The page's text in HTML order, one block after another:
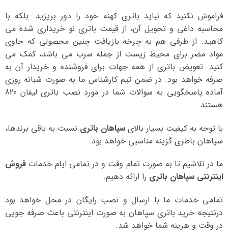
فراموش نکنید که نباید باتری کهنه خود را دور بریزید. بلکه با
محاسبه داغی و تحویل آن، از قیمت باتری نو خریداری شده می
کاهید. از طرفی هم به چرخه بازیافت چنین محصولی که حاوی
مواد مضر برای محیط زیست از جمله سرب می باشد، کمک می
کنید. تعویض باتری از همه جهات برای فروشنده و خریدار آن به
صرفه خواهد بود. در ضمن تیم کارشناس ما به صورت شبانه روزی
آماده پاسخگویی به سوالات شما در مورد نصب باتری لیفان 820
هستند.
با توجه به کیفیت بسیار بالای سپاهان باتری نسبت به باقی برندها،
سپاهان باطری گزینه مناسبی خواهد بود.
ما در تلاشیم تا به صورت تمام وقت و در تمامی ایام خدمات فروش
اینترنتی سپاهان باتری را ارائه دهیم.
تمامی خدمات ما با ارسال و نصب رایگان در محل خواهد بود
درنتیجه خرید باتری سپاهان به صورت اینترنتی باعث صرفه جویی
در وقت و هزینه شما خواهد شد.